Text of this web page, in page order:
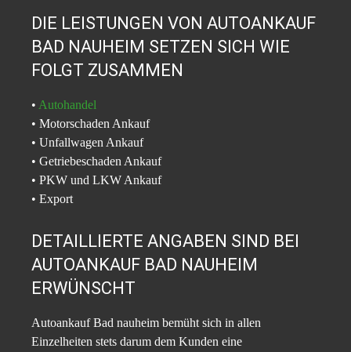
DIE LEISTUNGEN VON AUTOANKAUF
BAD NAUHEIM SETZEN SICH WIE
FOLGT ZUSAMMEN
• Autohandel
• Motorschaden Ankauf
• Unfallwagen Ankauf
• Getriebeschaden Ankauf
• PKW und LKW Ankauf
• Export
DETAILLIERTE ANGABEN SIND BEI
AUTOANKAUF BAD NAUHEIM
ERWÜNSCHT
Autoankauf Bad nauheim bemüht sich in allen
Einzelheiten stets darum dem Kunden eine